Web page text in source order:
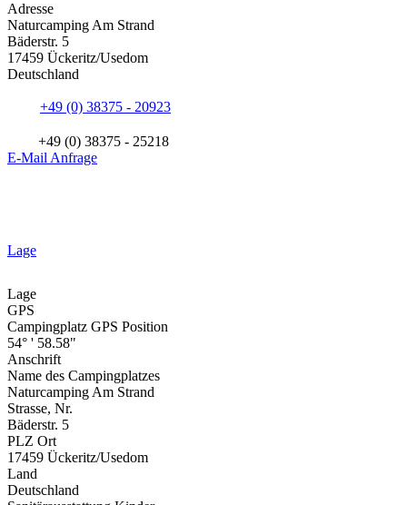
Adresse
Naturcamping Am Strand
Bäderstr. 5
17459 Ückeritz/Usedom
Deutschland
+49 (0) 38375 - 20923
+49 (0) 38375 - 25218
E-Mail Anfrage
Lage
Lage
GPS
Campingplatz GPS Position
54° ' 58.58"
Anschrift
Name des Campingplatzes
Naturcamping Am Strand
Strasse, Nr.
Bäderstr. 5
PLZ Ort
17459 Ückeritz/Usedom
Land
Deutschland